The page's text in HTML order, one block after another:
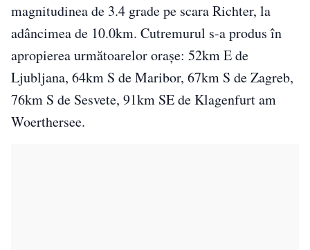
magnitudinea de 3.4 grade pe scara Richter, la
adâncimea de 10.0km. Cutremurul s-a produs în
apropierea următoarelor oraşe: 52km E de
Ljubljana, 64km S de Maribor, 67km S de Zagreb,
76km S de Sesvete, 91km SE de Klagenfurt am
Woerthersee.